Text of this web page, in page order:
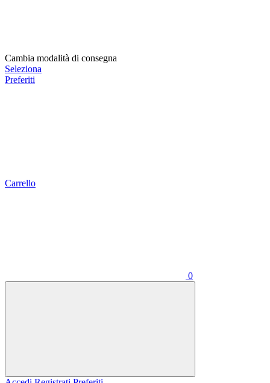
Cambia modalità di consegna
Seleziona
Preferiti
Carrello
0